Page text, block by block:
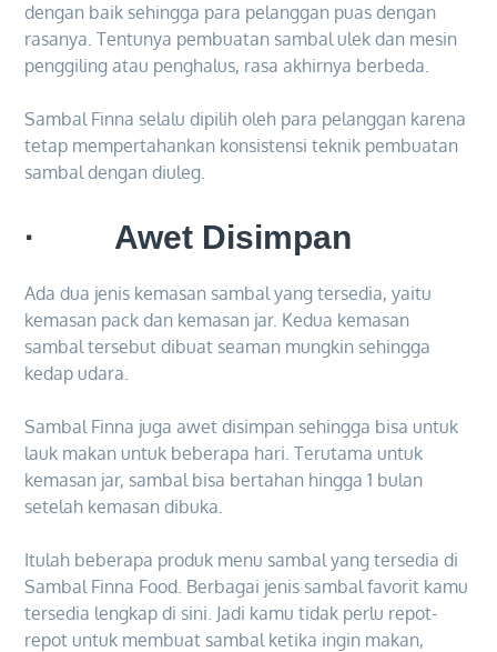
dengan baik sehingga para pelanggan puas dengan
rasanya. Tentunya pembuatan sambal ulek dan mesin
penggiling atau penghalus, rasa akhirnya berbeda.
Sambal Finna selalu dipilih oleh para pelanggan karena
tetap mempertahankan konsistensi teknik pembuatan
sambal dengan diuleg.
· Awet Disimpan
Ada dua jenis kemasan sambal yang tersedia, yaitu
kemasan pack dan kemasan jar. Kedua kemasan
sambal tersebut dibuat seaman mungkin sehingga
kedap udara.
Sambal Finna juga awet disimpan sehingga bisa untuk
lauk makan untuk beberapa hari. Terutama untuk
kemasan jar, sambal bisa bertahan hingga 1 bulan
setelah kemasan dibuka.
Itulah beberapa produk menu sambal yang tersedia di
Sambal Finna Food. Berbagai jenis sambal favorit kamu
tersedia lengkap di sini. Jadi kamu tidak perlu repot-
repot untuk membuat sambal ketika ingin makan,